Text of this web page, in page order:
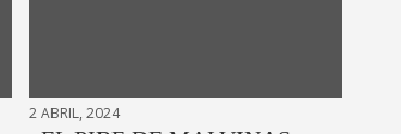
2 ABRIL, 2024